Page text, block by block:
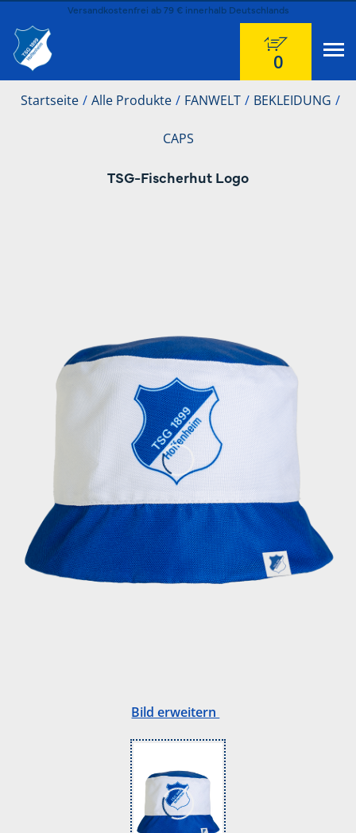
Versandkostenfrei ab 79 € innerhalb Deutschlands
0
Startseite Alle Produkte FANWELT BEKLEIDUNG
CAPS
TSG-Fischerhut Logo
Bild erweitern